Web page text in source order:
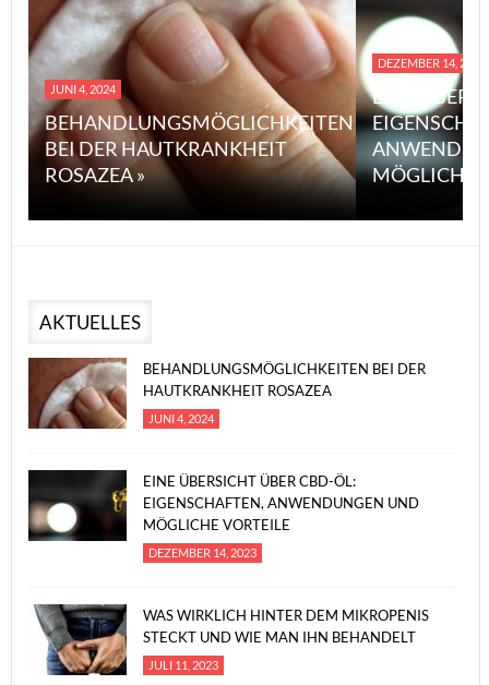
JUNI 4, 2024
BEHANDLUNGSMÖGLICHKEITEN
BEI DER HAUTKRANKHEIT
ROSAZEA »
DEZEMBER 14, 2023
EINE
MÖGLICHE
AKTUELLES
BEHANDLUNGSMÖGLICHKEITEN BEI DER
HAUTKRANKHEIT ROSAZEA
JUNI 4, 2024
EINE ÜBERSICHT ÜBER CBD-ÖL:
EIGENSCHAFTEN, ANWENDUNGEN UND
MÖGLICHE VORTEILE
DEZEMBER 14, 2023
WAS WIRKLICH HINTER DEM MIKROPENIS
STECKT UND WIE MAN IHN BEHANDELT
JULI 11, 2023